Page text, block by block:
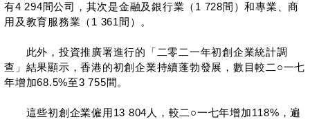
有4 294間公司，其次是金融及銀行業（1 728間）和專業、商
用及教育服務業（1 361間）。
此外，投資推廣署進行的「二零二一年初創企業統計調
查」結果顯示，香港的初創企業持續蓬勃發展，數目較二○一七
年增加68.5%至3 755間。
這些初創企業僱用13 804人，較二○一七年增加118%，遍